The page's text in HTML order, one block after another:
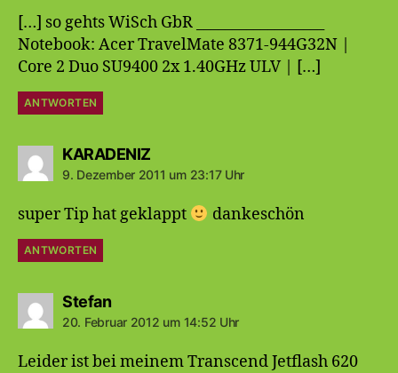
[…] so gehts WiSch GbR __________________
Notebook: Acer TravelMate 8371-944G32N |
Core 2 Duo SU9400 2x 1.40GHz ULV | […]
ANTWORTEN
KARADENIZsagt:
9. Dezember 2011 um 23:17 Uhr
super Tip hat geklappt dankeschön
ANTWORTEN
Stefansagt:
20. Februar 2012 um 14:52 Uhr
Leider ist bei meinem Transcend Jetflash 620